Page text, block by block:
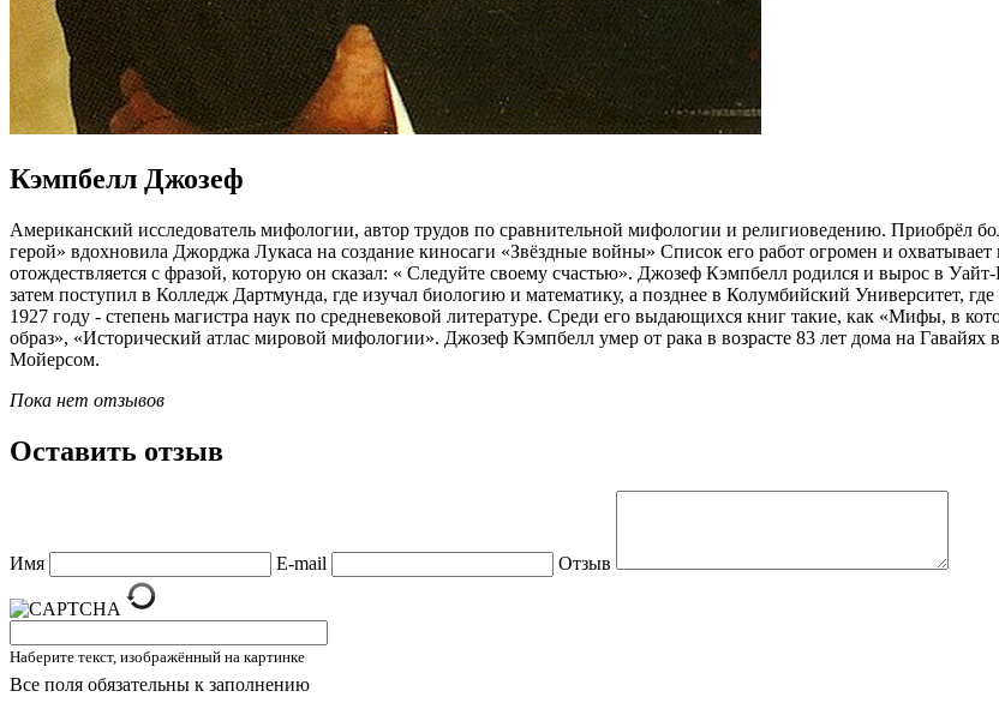
Кэмпбелл Джозеф
Американский исследователь мифологии, автор трудов по сравнительной мифологии и религиоведению. Приобрёл
герой» вдохновила Джорджа Лукаса на создание киносаги «Звёздные войны» Список его работ огромен и
отождествляется с фразой, которую он сказал: « Следуйте своему счастью». Джозеф Кэмпбелл родился и вырос в
затем поступил в Колледж Дартмунда, где изучал биологию и математику, а позднее в Колумбийский Университет,
1927 году - степень магистра наук по средневековой литературе. Среди его выдающихся книг такие, как «Мифы, в
образ», «Исторический атлас мировой мифологии». Джозеф Кэмпбелл умер от рака в возрасте 83 лет дома на
Мойерсом.
Пока нет отзывов
Оставить отзыв
Имя E-mail Отзыв
Наберите текст, изображённый на картинке
Все поля обязательны к заполнению